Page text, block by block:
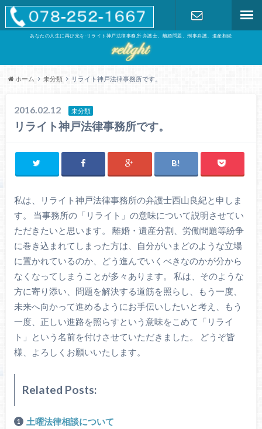
あなたの人生に再び光を-リライト神戸法律事務所-弁護士、離婚問題、刑事弁護、遺産相続
ホーム 未分類 リライト神戸法律事務所です。
2016.02.12 未分類
リライト神戸法律事務所です。
私は、リライト神戸法律事務所の弁護士西山良紀と申しま
す。 当事務所の「リライト」の意味について説明させてい
ただきたいと思います。 離婚・遺産分割、労働問題等紛争
に巻き込まれてしまった方は、自分がいまどのような立場
に置かれているのか、どう進んでいくべきなのかが分から
なくなってしまうことが多々あります。 私は、そのような
方に寄り添い、問題を解決する道筋を照らし、もう一度、
未来へ向かって進めるようにお手伝いしたいと考え、もう
一度、正しい進路を照らすという意味をこめて「リライ
ト」という名前を付けさせていただきました。 どうぞ皆
様、よろしくお願いいたします。
Related Posts:
土曜法律相談について